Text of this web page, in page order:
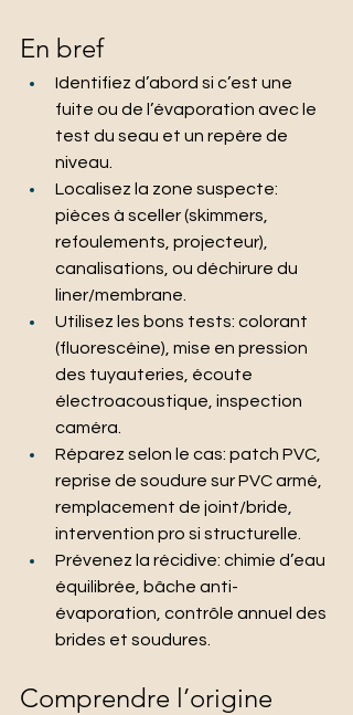
En bref
Identifiez d’abord si c’est une
fuite ou de l’évaporation avec le
test du seau et un repère de
niveau.
Localisez la zone suspecte:
pièces à sceller (skimmers,
refoulements, projecteur),
canalisations, ou déchirure du
liner/membrane.
Utilisez les bons tests: colorant
(fluorescéine), mise en pression
des tuyauteries, écoute
électroacoustique, inspection
caméra.
Réparez selon le cas: patch PVC,
reprise de soudure sur PVC armé,
remplacement de joint/bride,
intervention pro si structurelle.
Prévenez la récidive: chimie d’eau
équilibrée, bâche anti-
évaporation, contrôle annuel des
brides et soudures.
Comprendre l’origine